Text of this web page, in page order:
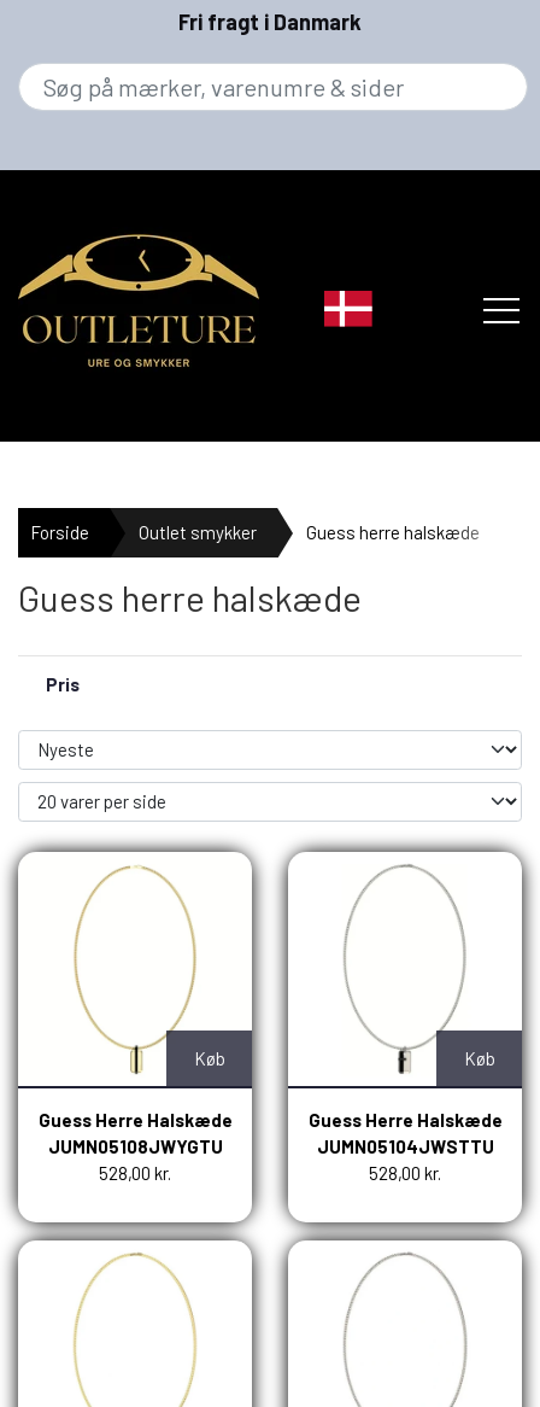
Fri fragt i Danmark
MÆRKER
HERREURE
NYHEDER
OUTLET URE
Forside Outlet smykker Guess herre halskæde
Guess herre halskæde
Pris
Køb
Guess Herre Halskæde
JUMN05108JWYGTU
528,00 kr.
Køb
Guess Herre Halskæde
JUMN05104JWSTTU
528,00 kr.